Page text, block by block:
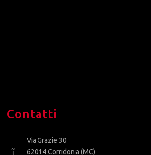
Contatti
Via Grazie 30
62014 Corridonia (MC)